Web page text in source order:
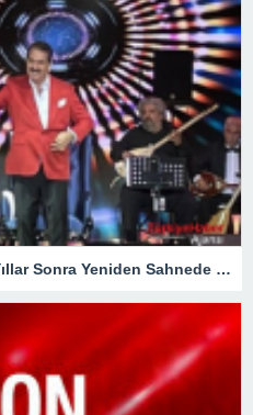
‘İmparator’ İbrahim Tatlıses Yıllar Sonra Yeniden Sahnede – Magazin